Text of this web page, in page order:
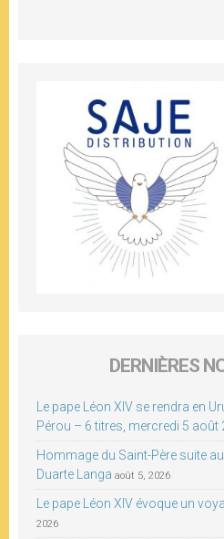
DERNIÈRES
Le pape Léon XIV se rendra en
Pérou – 6 titres, mercredi 5 août
Hommage du Saint-Père suite
Duarte Langa août 5, 2026
Le pape Léon XIV évoque un
2026